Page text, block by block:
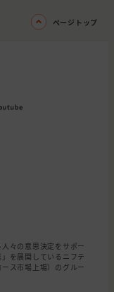
ページトップ
々の意思決定をサポー
を展開しているニフテ
ス市場上場）のグルー